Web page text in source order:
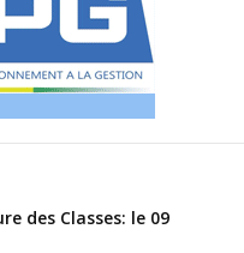
des Classes: le 09